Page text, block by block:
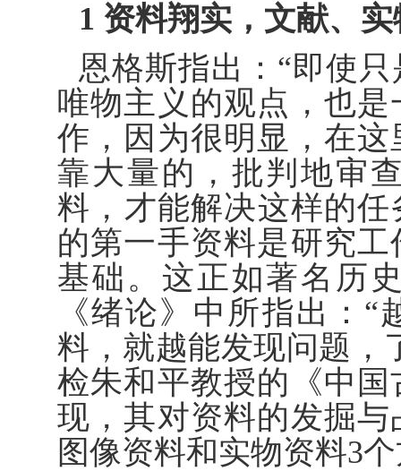
1 资料翔实，文献、
恩格斯指出：“即使
唯物主义的观点，也
作，因为很明显，在
靠大量的，批判地审
料，才能解决这样的
的第一手资料是研究
基础。这正如著名历
《绪论》中所指出：
料，就越能发现问题，
检朱和平教授的《中
现，其对资料的发掘
图像资料和实物资料3